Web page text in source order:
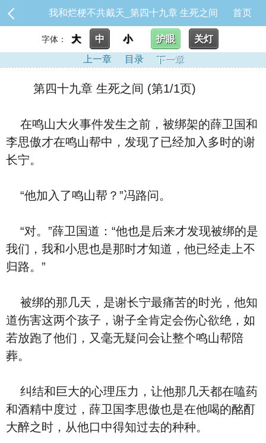
我和烂梗不共戴天_第四十九章 生死之间 首页
字体： 大 中 小 护眼
关灯
上一章
目录 下一章
第四十九章 生死之间 (第1/1页)
在鸣山大火事件发生之前，被绑架的薛卫国和
李思傲才在鸣山帮中，发现了已经加入多时的谢
长宁。
“他加入了鸣山帮？”冯路问。
“对。”薛卫国道：“他也是后来才发现被绑的是
我们，我和小思也是那时才知道，他已经走上不
归路。”
被绑的那几天，是谢长宁最痛苦的时光，他知
道伤害这两个孩子，谢子全肯定会伤心欲绝，如
若放跑了他们，又毫无疑问会让整个鸣山帮陪
葬。
纠结和巨大的心理压力，让他那几天都在嗑药
和酒精中度过，薛卫国李思傲也是在他喝的酩酊
大醉之时，从他口中得知过去的种种。